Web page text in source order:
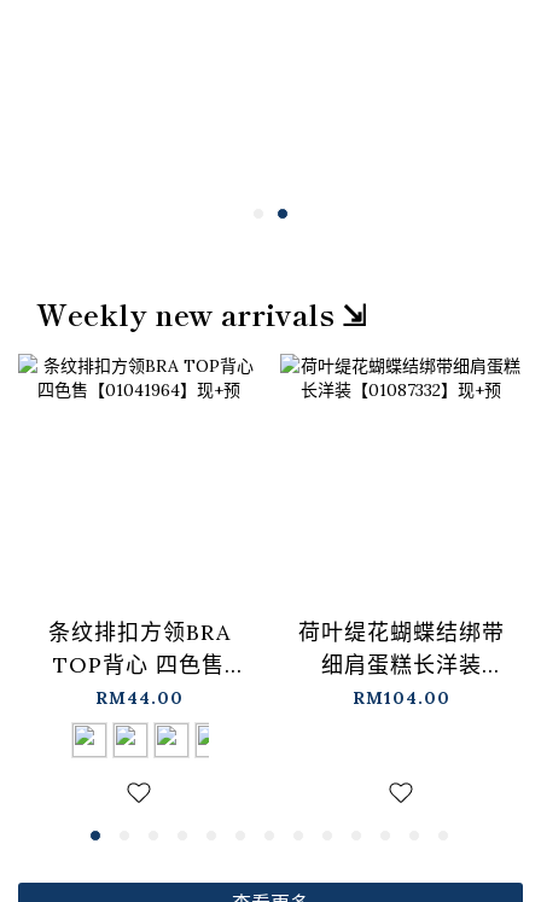
Weekly new arrivals ⇲
条纹排扣方领BRA
TOP背心 四色售
【01041964】现+预
RM44.00
荷叶缇花蝴蝶结绑带
细肩蛋糕长洋装
【01087332】现+预
RM104.00